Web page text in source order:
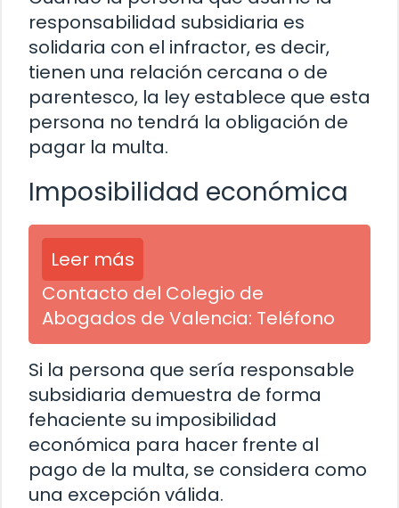
responsabilidad subsidiaria es
solidaria con el infractor, es decir,
tienen una relación cercana o de
parentesco, la ley establece que esta
persona no tendrá la obligación de
pagar la multa.
Imposibilidad económica
Leer más
Contacto del Colegio de
Abogados de Valencia: Teléfono
Si la persona que sería responsable
subsidiaria demuestra de forma
fehaciente su imposibilidad
económica para hacer frente al
pago de la multa, se considera como
una excepción válida.